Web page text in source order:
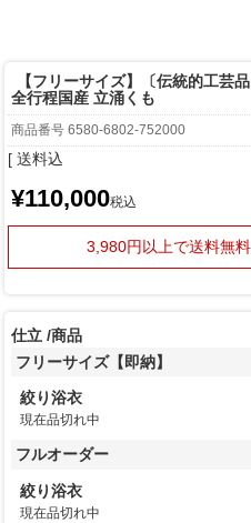
【フリーサイズ】〔伝統的工芸
全行程国産 立涌くも
商品番号 6580-6802-752000
送料込
¥110,000税込
3,980円以上で送料無料
仕立 商品
フリーサイズ【即納】
絞り浴衣
現在品切れ中
フルオーダー
絞り浴衣
現在品切れ中